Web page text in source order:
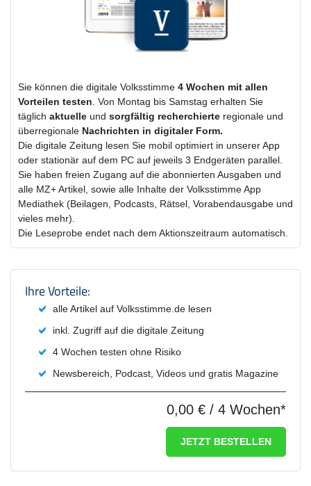
Sie können die digitale Volksstimme 4 Wochen mit allen
Vorteilen testen . Von Montag bis Samstag erhalten Sie
täglich aktuelle und sorgfältig recherchierte regionale und
überregionale Nachrichten in digitaler Form.
Die digitale Zeitung lesen Sie mobil optimiert in unserer App
oder stationär auf dem PC auf jeweils 3 Endgeräten parallel.
Sie haben freien Zugang auf die abonnierten Ausgaben und
alle MZ+ Artikel, sowie alle Inhalte der Volksstimme App
Mediathek (Beilagen, Podcasts, Rätsel, Vorabendausgabe und
vieles mehr).
Die Leseprobe endet nach dem Aktionszeitraum automatisch.
Produktzusammenfassung und
Ihre Vorteile:
alle Artikel auf Volksstimme.de lesen
inkl. Zugriff auf die digitale Zeitung
4 Wochen testen ohne Risiko
Newsbereich, Podcast, Videos und gratis Magazine
0,00 € / 4 Wochen*
JETZT BESTELLEN